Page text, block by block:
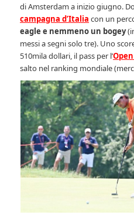
di Amsterdam a inizio giugno.
campagna d’Italia con un
eagle e nemmeno un bogey
messi a segni solo tre). Uno
510mila dollari, il pass per l’
salto nel ranking mondiale